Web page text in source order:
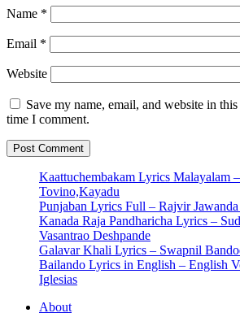
Name *
Email *
Website
Save my name, email, and website in
time I comment.
Kaattuchembakam Lyrics Malayalam
Tovino,Kayadu
Punjaban Lyrics Full – Rajvir
Kanada Raja Pandharicha Lyrics –
Vasantrao Deshpande
Galavar Khali Lyrics – Swapnil
Bailando Lyrics in English – English
Iglesias
About